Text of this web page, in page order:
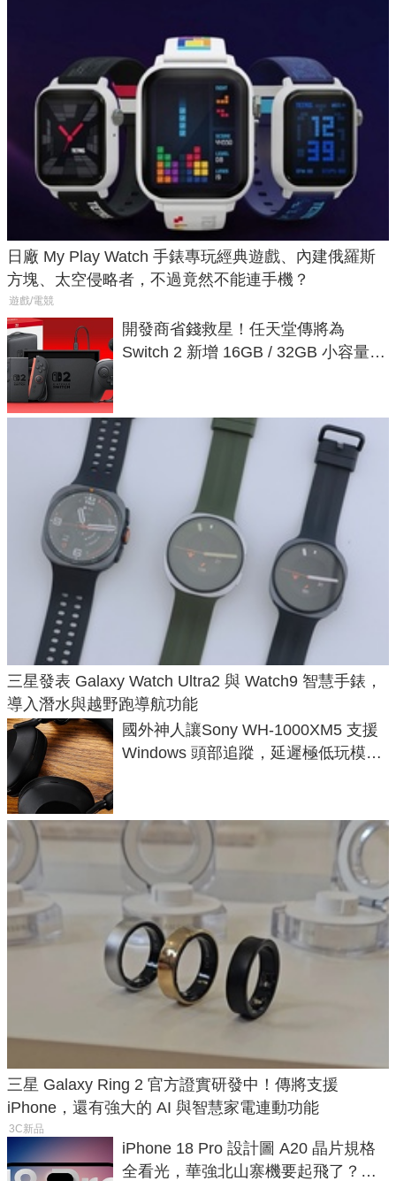
日廠 My Play Watch 手錶專玩經典遊戲、內建俄羅斯
方塊、太空侵略者，不過竟然不能連手機？
遊戲/電競
開發商省錢救星！任天堂傳將為
Switch 2 新增 16GB / 32GB 小容量遊
三星發表 Galaxy Watch Ultra2 與 Watch9 智慧手錶，
導入潛水與越野跑導航功能
國外神人讓Sony WH-1000XM5 支援
Windows 頭部追蹤，延遲極低玩模擬
三星 Galaxy Ring 2 官方證實研發中！傳將支援
iPhone，還有強大的 AI 與智慧家電連動功能
3C新品
iPhone 18 Pro 設計圖 A20 晶片規格
全看光，華強北山寨機要起飛了？專